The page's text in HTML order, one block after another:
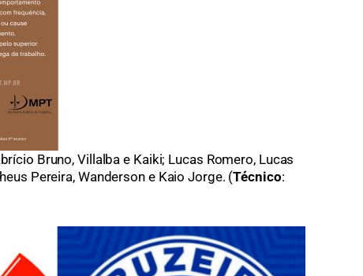
Bruno, Villalba e Kaiki; Lucas Romero, Lucas
Pereira, Wanderson e Kaio Jorge. (Técnico: